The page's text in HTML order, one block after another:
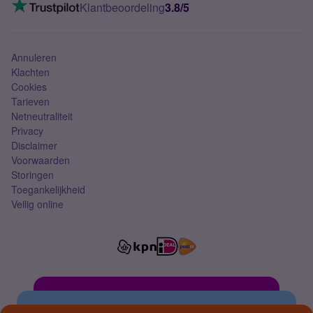
Mobiel abonnement
Klantbeoordeling3.8/5
Annuleren
Klachten
Cookies
Tarieven
Netneutraliteit
Privacy
Disclaimer
Voorwaarden
Storingen
Toegankelijkheid
Veilig online